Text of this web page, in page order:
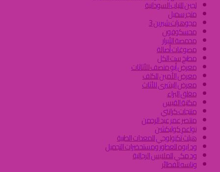
لجين للتياب السودانية
متجر سمبل
مجوهرات شيرين 3
محسكوفون
محمصة الأبرار
مصوغات أصالة
مطبخ ست الكل
معرض أبو منصف للأثاثات
معرض الأمين للكلف
معرض البشرى للأثاث
مغلق البراء
مكتبة القبس
منتجات كرانتي
منتصر عمر عبد الرحمن
نواعم كوليكشن
هيلث تكنولوجي للمعدات الطبية
ود ابوه للعطور ومستحضرات التجميل
ود مكي للملابس الرجالية
وناسه للفطائر